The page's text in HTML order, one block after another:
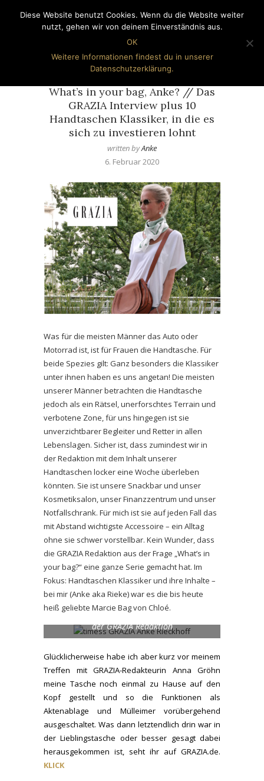
TOP-THEMA
What’s in your bag, Anke? // Das
GRAZIA Interview plus 10
Handtaschen Klassiker, in die es
sich zu investieren lohnt
written byAnke
6. Februar 2020
Was für die meisten Männer das Auto oder
Motorrad ist, ist für Frauen die Handtasche. Für
beide Spezies gilt: Ganz besonders die Klassiker
unter ihnen haben es uns angetan! Die meisten
unserer Männer betrachten die Handtasche
jedoch als ein Rätsel, unerforschtes Terrain und
verbotene Zone, für uns hingegen ist sie
unverzichtbarer Begleiter und Retter in allen
Lebenslagen. Sicher ist, dass zumindest wir in
der Redaktion mit dem Inhalt unserer
Handtaschen locker eine Woche überleben
könnten. Sie ist unsere Snackbar und unser
Kosmetiksalon, unser Finanzzentrum und unser
Notfallschrank. Für mich ist sie auf jeden Fall das
mit Abstand wichtigste Accessoire – ein Alltag
ohne sie schwer vorstellbar. Kein Wunder, dass
die GRAZIA Redaktion aus der Frage „What’s in
your bag?“ eine ganze Serie gemacht hat. Im
Fokus: Handtaschen Klassiker und ihre Inhalte –
bei mir (Anke aka Rieke) war es die bis heute
heiß geliebte Marcie Bag von Chloé.
Anke Rieckhoff zum Handtaschen-Check in
der GRAZIA Redaktion
Glücklicherweise habe ich aber kurz vor meinem
Treffen mit GRAZIA-Redakteurin Anna Gröhn
meine Tasche noch einmal zu Hause auf den
Kopf gestellt und so die Funktionen als
Aktenablage und Mülleimer vorübergehend
ausgeschaltet. Was dann letztendlich drin war in
der Lieblingstasche oder besser gesagt dabei
herausgekommen ist, seht ihr auf GRAZIA.de.
KLICK
Diese Website benutzt Cookies. Wenn du die Website weiter
nutzt, gehen wir von deinem Einverständnis aus.
OK
Weitere Informationen findest du in unserer
Datenschutzerklärung.